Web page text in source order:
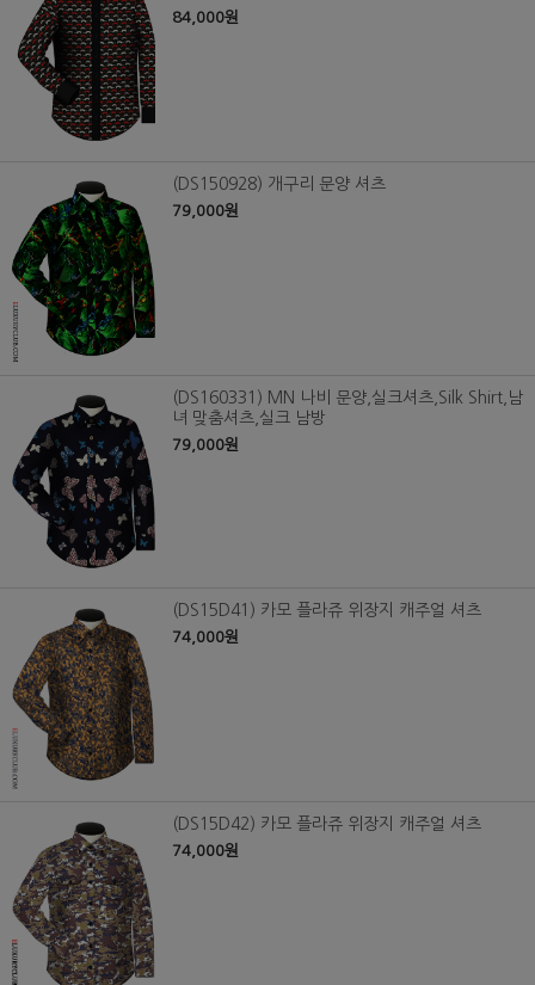
84,000원
(DS150928) 개구리 문양 셔츠
79,000원
(DS160331) MN 나비 문양,실크셔츠,Silk Shirt,남
녀 맞춤셔츠,실크 남방
79,000원
(DS15D41) 카모 플라쥬 위장지 캐주얼 셔츠
74,000원
(DS15D42) 카모 플라쥬 위장지 캐주얼 셔츠
74,000원